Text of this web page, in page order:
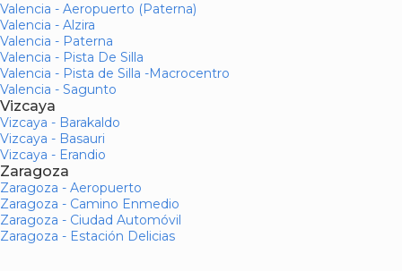
Valencia - Aeropuerto (Paterna)
Valencia - Alzira
Valencia - Paterna
Valencia - Pista De Silla
Valencia - Pista de Silla -Macrocentro
Valencia - Sagunto
Vizcaya
Vizcaya - Barakaldo
Vizcaya - Basauri
Vizcaya - Erandio
Zaragoza
Zaragoza - Aeropuerto
Zaragoza - Camino Enmedio
Zaragoza - Ciudad Automóvil
Zaragoza - Estación Delicias